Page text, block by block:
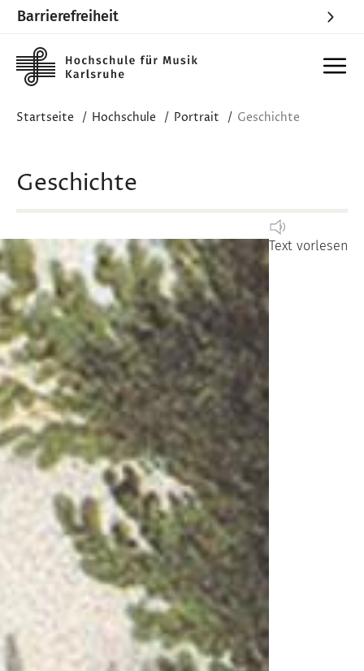
Barrierefreiheit
Startseite Hochschule Portrait Geschichte
Geschichte
Text vorlesen
Image